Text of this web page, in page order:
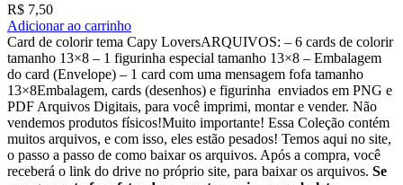
R$ 7,50
Adicionar ao carrinho
Card de colorir tema Capy LoversARQUIVOS: – 6 cards de colorir
tamanho 13×8 – ⁠1 figurinha especial tamanho 13×8 – ⁠Embalagem
do card (Envelope) – ⁠1 card com uma mensagem fofa tamanho
13×8Embalagem, cards (desenhos) e figurinha enviados em PNG e
PDF Arquivos Digitais, para você imprimi, montar e vender. Não
vendemos produtos físicos!Muito importante! Essa Coleção contém
muitos arquivos, e com isso, eles estão pesados! Temos aqui no site,
o passo a passo de como baixar os arquivos. Após a compra, você
receberá o link do drive no próprio site, para baixar os arquivos. Se